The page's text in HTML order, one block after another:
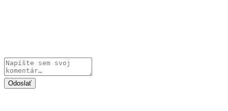
Odoslať